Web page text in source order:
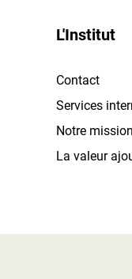
L'Institut
Contact
Services
Notre
La valeur